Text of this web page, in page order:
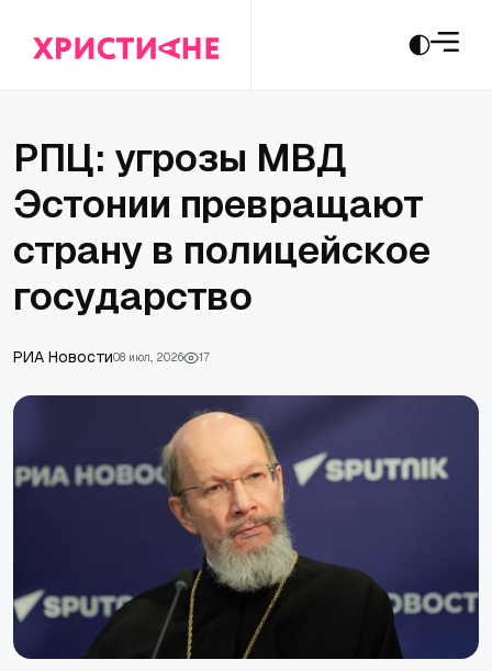
РПЦ: угрозы МВД
Эстонии превращают
страну в полицейское
государство
РИА Новости08 июл., 2026 17